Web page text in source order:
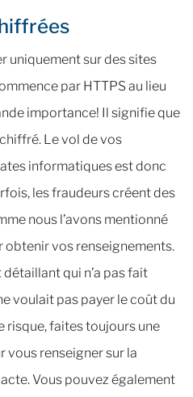
uniquement sur des sites
par HTTPS au lieu
importance! Il signifie que
Le vol de vos
informatiques est donc
les fraudeurs créent des
nous l’avons mentionné
obtenir vos renseignements.
détaillant qui n’a pas fait
voulait pas payer le coût du
risque, faites toujours une
vous renseigner sur la
Vous pouvez également